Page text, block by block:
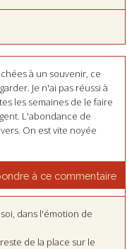
à un souvenir, ce
Je n'ai pas réussi à
les semaines de le faire
L'abondance de
On est vite noyée
à ce commentaire
dans l'émotion de
de la place sur le